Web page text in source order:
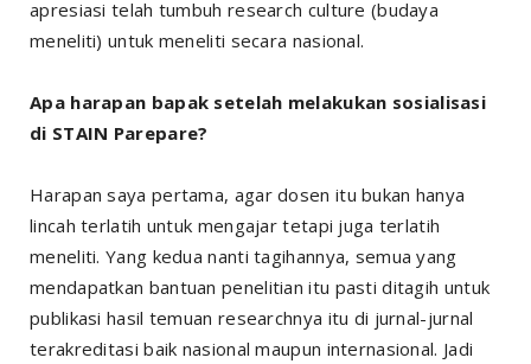
apresiasi telah tumbuh research culture (budaya
meneliti) untuk meneliti secara nasional.
Apa harapan bapak setelah melakukan sosialisasi
di STAIN Parepare?
Harapan saya pertama, agar dosen itu bukan hanya
lincah terlatih untuk mengajar tetapi juga terlatih
meneliti. Yang kedua nanti tagihannya, semua yang
mendapatkan bantuan penelitian itu pasti ditagih untuk
publikasi hasil temuan researchnya itu di jurnal-jurnal
terakreditasi baik nasional maupun internasional. Jadi